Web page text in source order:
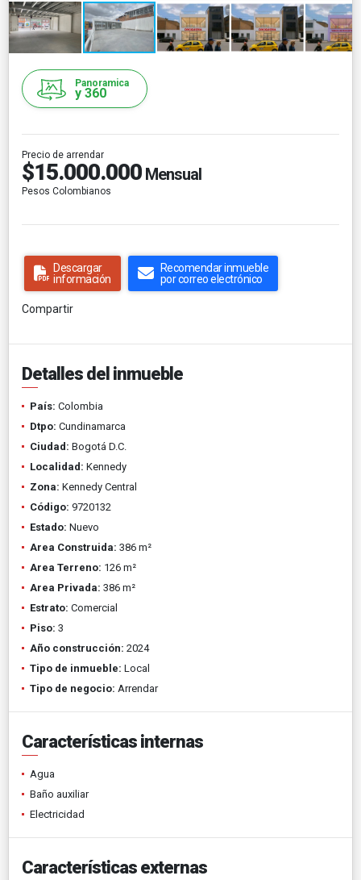
Panoramica
y 360
Precio de arrendar
$15.000.000 Mensual
Pesos Colombianos
Descargar
información
Recomendar inmueble
por correo electrónico
Compartir
Detalles del inmueble
País: Colombia
Dtpo: Cundinamarca
Ciudad: Bogotá D.C.
Localidad: Kennedy
Zona: Kennedy Central
Código: 9720132
Estado: Nuevo
Area Construida: 386 m²
Area Terreno: 126 m²
Area Privada: 386 m²
Estrato: Comercial
Piso: 3
Año construcción: 2024
Tipo de inmueble: Local
Tipo de negocio: Arrendar
Características internas
Agua
Baño auxiliar
Electricidad
Características externas